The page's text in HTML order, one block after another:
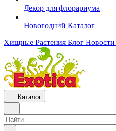
Декор для флорариума
Новогодний Каталог
Хищные Растения Блог Новости
Каталог